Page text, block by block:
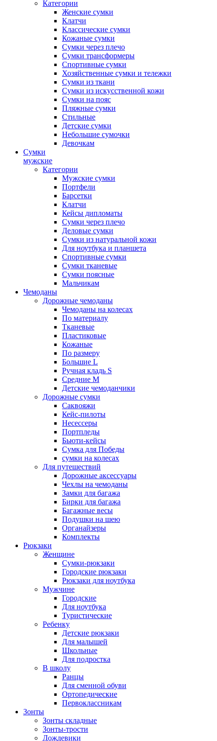
Категории
Женские сумки
Клатчи
Классические сумки
Кожаные сумки
Сумки через плечо
Сумки трансформеры
Спортивные сумки
Хозяйственные сумки и тележки
Сумки из ткани
Сумки из искусственной кожи
Сумки на пояс
Пляжные сумки
Стильные
Детские сумки
Небольшие сумочки
Девочкам
Сумки
мужские
Категории
Мужские сумки
Портфели
Барсетки
Клатчи
Кейсы дипломаты
Сумки через плечо
Деловые сумки
Сумки из натуральной кожи
Для ноутбука и планшета
Спортивные сумки
Сумки тканевые
Сумки поясные
Мальчикам
Чемоданы
Дорожные чемоданы
Чемоданы на колесах
По материалу
Тканевые
Пластиковые
Кожаные
По размеру
Большие L
Ручная кладь S
Средние M
Детские чемоданчики
Дорожные сумки
Саквояжи
Кейс-пилоты
Несессеры
Портпледы
Бьюти-кейсы
Сумка для Победы
сумки на колесах
Для путешествий
Дорожные аксессуары
Чехлы на чемоданы
Замки для багажа
Бирки для багажа
Багажные весы
Подушки на шею
Органайзеры
Комплекты
Рюкзаки
Женщине
Сумки-рюкзаки
Городские рюкзаки
Рюкзаки для ноутбука
Мужчине
Городские
Для ноутбука
Туристические
Ребенку
Детские рюкзаки
Для малышей
Школьные
Для подростка
В школу
Ранцы
Для сменной обуви
Ортопедические
Первоклассникам
Зонты
Зонты складные
Зонты-трости
Дождевики